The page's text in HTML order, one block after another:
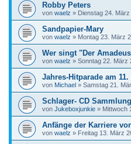
Robby Peters
von waelz » Dienstag 24.
Sandpapier-Mary
von waelz » Montag 23. März
Wer singt "Der
von waelz » Sonntag 22. März
Jahres-Hitparade am
von Michael » Samstag 21.
Schlager- CD
von Jukeboxjunkie » Mittwoch
Anfänge der Karriere
von waelz » Freitag 13. März